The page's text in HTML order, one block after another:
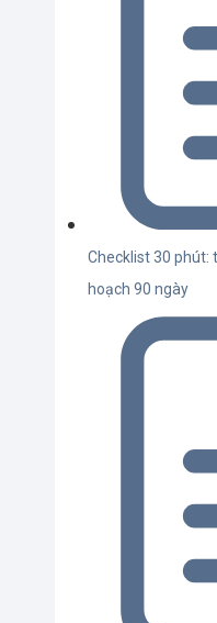
Checklist 30 phút:
hoạch 90 ngày